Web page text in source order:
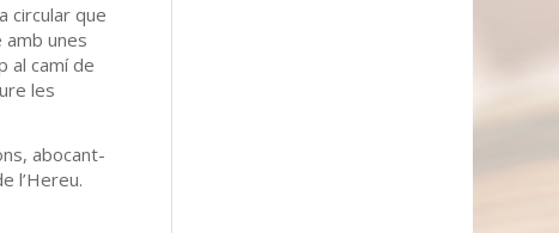
circular que
unes
al camí de
les
abocant-
l’Hereu.